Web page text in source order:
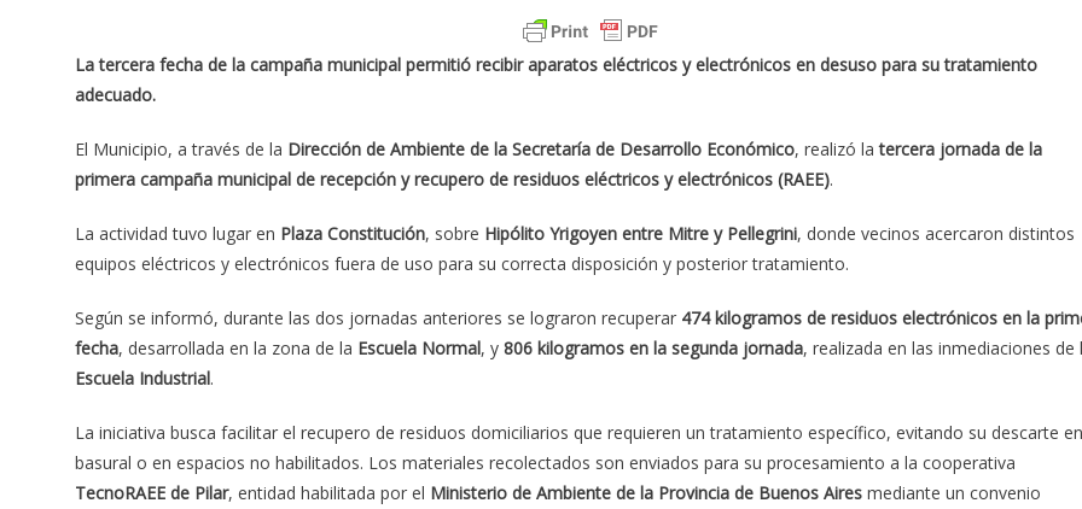
La tercera fecha de la campaña municipal permitió recibir aparatos eléctricos y electrónicos en desuso para su tratamiento
adecuado.
El Municipio, a través de la Dirección de Ambiente de la Secretaría de Desarrollo Económico, realizó latercera jornada de la
primera campaña municipal de recepción y recupero de residuos eléctricos y electrónicos (RAEE).
La actividad tuvo lugar en Plaza Constitución, sobre Hipólito Yrigoyen entre Mitre y Pellegrini, donde vecinos acercaron distintos
equipos eléctricos y electrónicos fuera de uso para su correcta disposición y posterior tratamiento.
Según se informó, durante las dos jornadas anteriores se lograron recuperar 474 kilogramos de residuos electrónicos en la
fecha, desarrollada en la zona de la Escuela Normal, y 806 kilogramos en la segunda jornada, realizada en las inmediaciones de
Escuela Industrial.
La iniciativa busca facilitar el recupero de residuos domiciliarios que requieren un tratamiento específico, evitando su descarte
basural o en espacios no habilitados. Los materiales recolectados son enviados para su procesamiento a la cooperativa
TecnoRAEE de Pilar, entidad habilitada por el Ministerio de Ambiente de la Provincia de Buenos Aires mediante un convenio